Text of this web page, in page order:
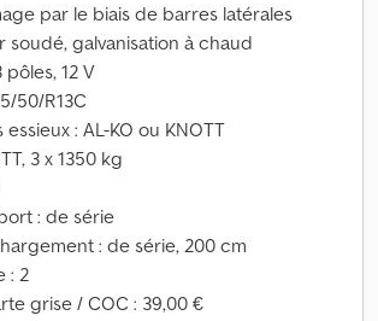
par le biais de barres latérales
soudé, galvanisation à chaud
12 V
50/R13C
: AL-KO ou KNOTT
3 x 1350 kg
: de série
: de série, 200 cm
: 2
grise / COC : 39,00 €